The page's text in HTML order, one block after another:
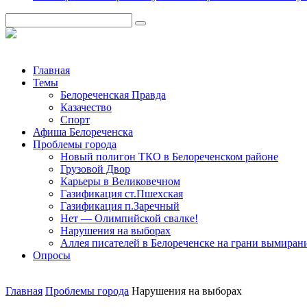
Главная
Темы
Белореченская Правда
Казачество
Спорт
Афиша Белореченска
Проблемы города
Новый полигон ТКО в Белореченском районе
Грузовой Двор
Карьеры в Великовечном
Газификация ст.Пшехская
Газификация п.Заречный
Нет — Олимпийской свалке!
Нарушения на выборах
Аллея писателей в Белореченске на грани
Опросы
Главная Проблемы города Нарушения на выборах